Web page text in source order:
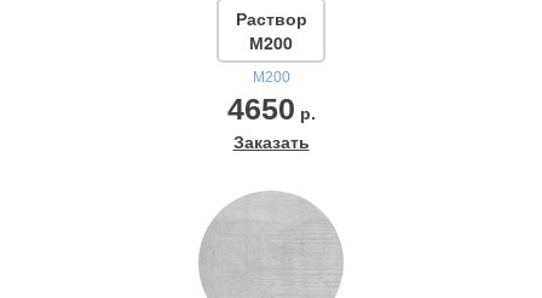
Раствор
М200
М200
4650 р.
Заказать